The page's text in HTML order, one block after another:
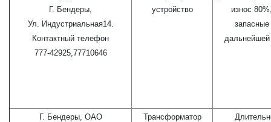
Г. Бендеры,
Ул. Индустриальная14.
Контактный телефон
777-42925,77710646
устройство
износ
дальнейшей
Г. Бендеры, ОАО
Трансформатор